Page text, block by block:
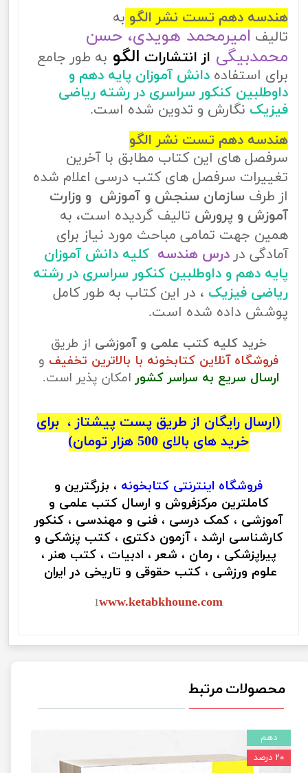
هندسه دهم تست نشر الگو به
تالیف امیرمحمد هویدی، حسن
محمدبیگی از انتشارات الگو به طور جامع
برای استفاده دانش آموزان پایه دهم و
داوطلبین کنکور سراسری در رشته ریاضی
فیزیک نگارش و تدوین شده است.
هندسه دهم تست نشر الگو
سرفصل های این کتاب مطابق با آخرین
تغییرات سرفصل های کتب درسی اعلام شده
از طرف سازمان سنجش و آموزش و وزارت
آموزش و پرورش تالیف گردیده است، به
همین جهت تمامی مباحث مورد نیاز برای
آمادگی در درس هندسه کلیه دانش آموزان
پایه دهم و داوطلبین کنکور سراسری در رشته
ریاضی فیزیک ، در این کتاب به طور کامل
پوشش داده شده است.
خرید کلیه کتب علمی و آموزشی از طریق
فروشگاه آنلاین کتابخونه با بالاترین تخفیف و
ارسال سریع به سراسر کشور امکان پذیر است.
(ارسال رایگان از طریق پست پیشتاز ، برای
خرید های بالای 500 هزار تومان)
فروشگاه اینترنتی کتابخونه ، بزرگترین و
کاملترین مرکزفروش و ارسال کتب علمی و
آموزشی ، کمک درسی ، فنی و مهندسی ، کنکور
کارشناسی ارشد ، آزمون دکتری ، کتب پزشکی و
پیراپزشکی ، رمان ، شعر ، ادبیات ، کتب هنر ،
علوم ورزشی ، کتب حقوقی و تاریخی در ایران
1www.ketabkhoune.com
محصولات مرتبط
دهم
۲۰ درصد